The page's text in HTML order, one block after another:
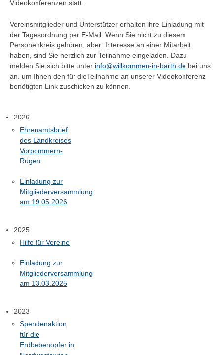
Videokonferenzen statt.
Vereinsmitglieder und Unterstützer erhalten ihre Einladung mit
der Tagesordnung per E-Mail. Wenn Sie nicht zu diesem
Personenkreis gehören, aber Interesse an einer Mitarbeit
haben, sind Sie herzlich zur Teilnahme eingeladen. Dazu
melden Sie sich bitte unter info@willkommen-in-barth.de bei uns
an, um Ihnen den für dieTeilnahme an unserer Videokonferenz
benötigten Link zuschicken zu können.
2026
Ehrenamtsbrief
des Landkreises
Vorpommern-
Rügen
Einladung zur
Mitgliederversammlung
am 19.05.2026
2025
Hilfe für Vereine
Einladung zur
Mitgliederversammlung
am 13.03.2025
2023
Spendenaktion
für die
Erdbebenopfer in